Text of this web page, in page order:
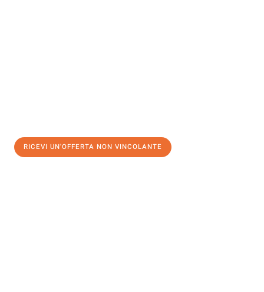
RICEVI UN'OFFERTA NON VINCOLANTE